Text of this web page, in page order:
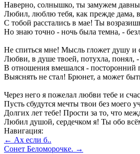
Наверно, солнышко, ты замужем
Любил, люблю тебя, как прежде дама,
С тобой расстались в мае! Ты
Но знаю точно - ночь была темна, -
Не спиться мне! Мысль гложет душу и
Любви, в душе твоей, потухла, понял, -
В отношения вмешался - посторонний
Выяснять не стал! Брюнет, а может
Через него я пожелал любви тебе и
Пусть сбудутся мечты твои без моего
Долгих лет тебе! Прости за то, что
Любил душой, сердечком я! Ты обо
Навигация:
← Ах если б..
Сонет Беломорочке. →